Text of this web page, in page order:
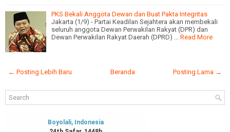
PKS Bekali Anggota Dewan dan Buat Pakta Integritas
Jakarta (1/9) - Partai Keadilan Sejahtera akan membekali
seluruh anggota Dewan Perwakilan Rakyat (DPR) dan
Dewan Perwakilan Rakyat Daerah (DPRD) … Read More
← Posting Lebih Baru Posting Lama →
Beranda